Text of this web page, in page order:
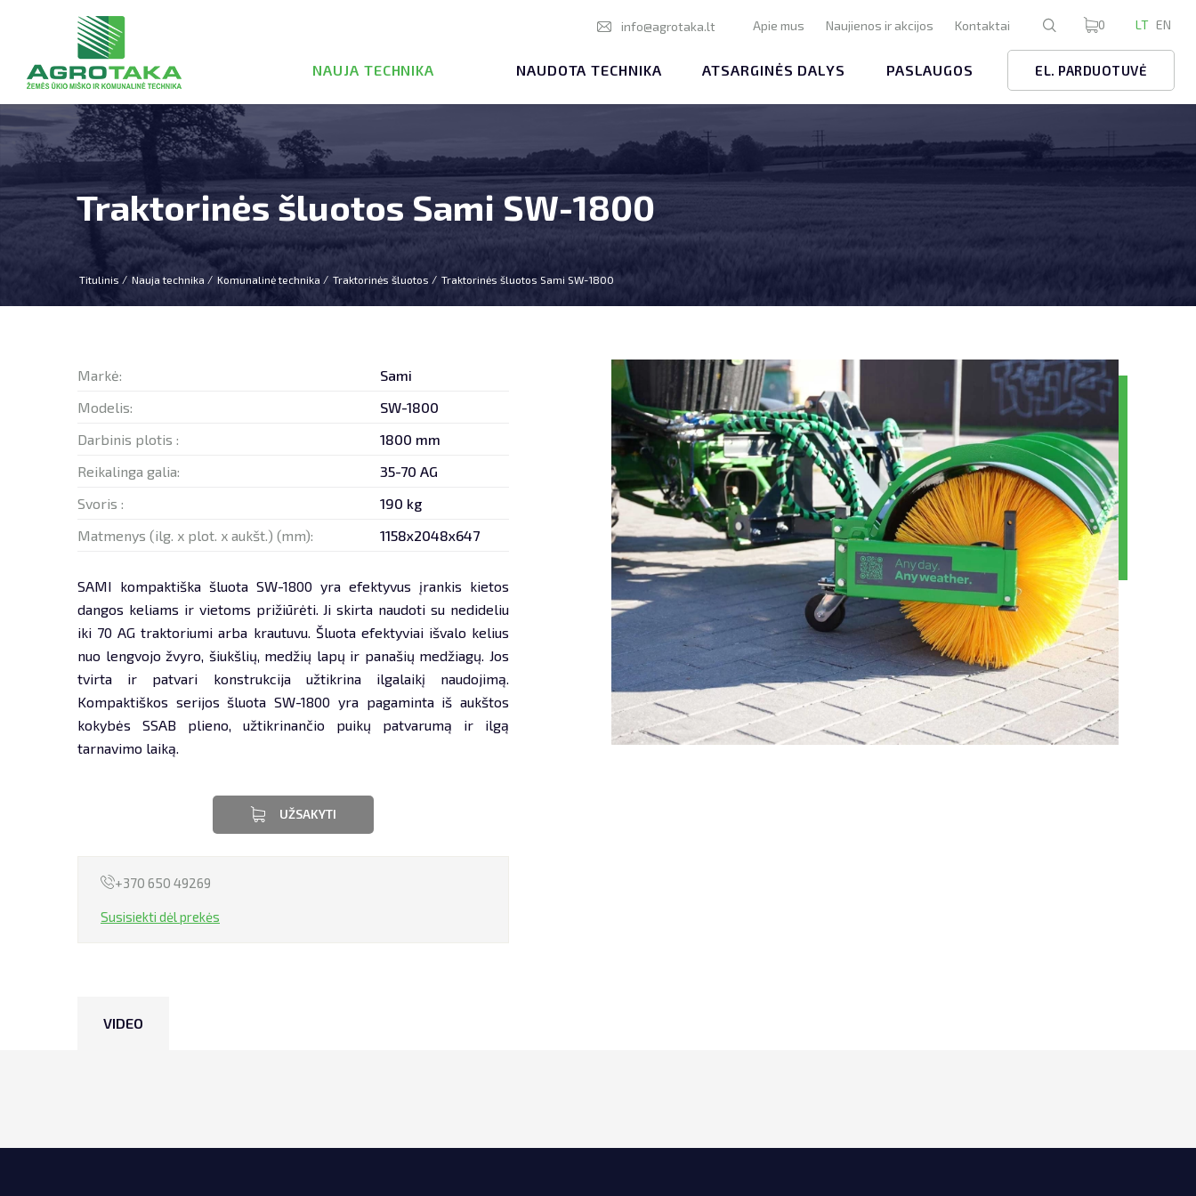
info@agrotaka.lt Apie mus Naujienos ir akcijos Kontaktai 0 LT EN
NAUJA TECHNIKA NAUDOTA TECHNIKA ATSARGINĖS DALYS PASLAUGOS EL. PARDUOTUVĖ
Traktorinės šluotos Sami SW-1800
Titulinis Nauja technika Komunalinė technika Traktorinės šluotos Traktorinės šluotos Sami SW-1800
Markė:
Sami
Modelis:
SW-1800
Darbinis plotis :
1800 mm
Reikalinga galia:
35-70 AG
Svoris :
190 kg
Matmenys (ilg. x plot. x aukšt.) (mm):
1158x2048x647
SAMI kompaktiška šluota SW-1800 yra efektyvus įrankis kietos
dangos keliams ir vietoms prižiūrėti. Ji skirta naudoti su nedideliu
iki 70 AG traktoriumi arba krautuvu. Šluota efektyviai išvalo kelius
nuo lengvojo žvyro, šiukšlių, medžių lapų ir panašių medžiagų. Jos
tvirta ir patvari konstrukcija užtikrina ilgalaikį naudojimą.
Kompaktiškos serijos šluota SW-1800 yra pagaminta iš aukštos
kokybės SSAB plieno, užtikrinančio puikų patvarumą ir ilgą
tarnavimo laiką.
UŽSAKYTI
+370 650 49269
Susisiekti dėl prekės
VIDEO